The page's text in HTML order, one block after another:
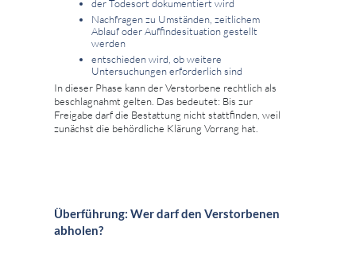
der Todesort dokumentiert wird
Nachfragen zu Umständen, zeitlichem
Ablauf oder Auffindesituation gestellt
werden
entschieden wird, ob weitere
Untersuchungen erforderlich sind
In dieser Phase kann der Verstorbene rechtlich als
beschlagnahmt gelten. Das bedeutet: Bis zur
Freigabe darf die Bestattung nicht stattfinden, weil
zunächst die behördliche Klärung Vorrang hat.
Überführung: Wer darf den Verstorbenen
abholen?